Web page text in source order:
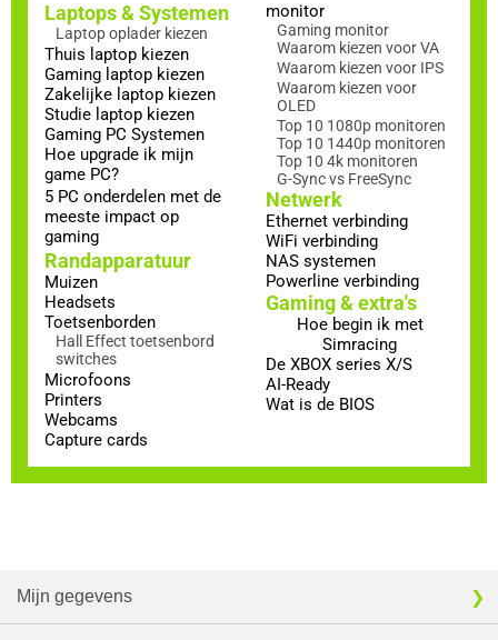
Laptops & Systemen
Laptop oplader kiezen
Thuis laptop kiezen
Gaming laptop kiezen
Zakelijke laptop kiezen
Studie laptop kiezen
Gaming PC Systemen
Hoe upgrade ik mijn
game PC?
5 PC onderdelen met de
meeste impact op
gaming
Randapparatuur
Muizen
Headsets
Toetsenborden
Hall Effect toetsenbord
switches
Microfoons
Printers
Webcams
Capture cards
monitor
Gaming monitor
Waarom kiezen voor VA
Waarom kiezen voor IPS
Waarom kiezen voor
OLED
Top 10 1080p monitoren
Top 10 1440p monitoren
Top 10 4k monitoren
G-Sync vs FreeSync
Netwerk
Ethernet verbinding
WiFi verbinding
NAS systemen
Powerline verbinding
Gaming & extra's
Hoe begin ik met
Simracing
De XBOX series X/S
AI-Ready
Wat is de BIOS
Mijn gegevens